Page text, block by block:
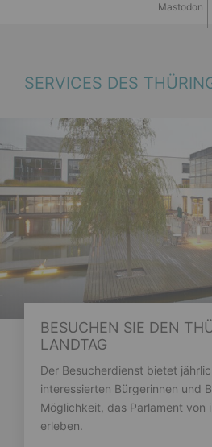
Mastodon
SERVICES DES
BESUCHEN SIE DEN
LANDTAG
Der Besucherdienst bietet
interessierten Bürgerinnen und
Möglichkeit, das Parlament von
erleben.